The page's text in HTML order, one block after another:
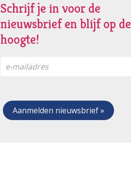
Schrijf je in voor de
nieuwsbrief en blijf op de
hoogte!